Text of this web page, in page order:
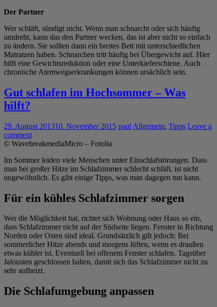
Der Partner
Wer schläft, sündigt nicht. Wenn man schnarcht oder sich häufig
umdreht, kann das den Partner wecken, das ist aber nicht so einfach
zu ändern. Sie sollten dann ein breites Bett mit unterschiedlichen
Matratzen haben. Schnarchen tritt häufig bei Übergewicht auf. Hier
hilft eine Gewichtsreduktion oder eine Unterkieferschiene. Auch
chronische Atemwegserkrankungen können ursächlich sein.
Gut schlafen im Hochsommer – Was
hilft?
29. August 201310. November 2015 paul Allgemein, Tipps Leave a
comment
© WavebreakmediaMicro – Fotolia
Im Sommer leiden viele Menschen unter Einschlafstörungen. Dass
man bei großer Hitze im Schlafzimmer schlecht schläft, ist nicht
ungewöhnlich. Es gibt einige Tipps, was man dagegen tun kann.
Für ein kühles Schlafzimmer sorgen
Wer die Möglichkeit hat, richtet sich Wohnung oder Haus so ein,
dass Schlafzimmer nicht auf der Südseite liegen. Fenster in Richtung
Norden oder Osten sind ideal. Grundsätzlich gilt jedoch: Bei
sommerlicher Hitze abends und morgens lüften, wenn es draußen
etwas kühler ist. Eventuell bei offenem Fenster schlafen. Tagsüber
Jalousien geschlossen halten, damit sich das Schlafzimmer nicht zu
sehr aufheizt.
Die Schlafumgebung anpassen